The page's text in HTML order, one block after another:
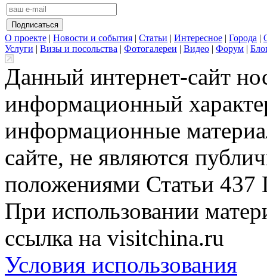
О проекте | Новости и события | Статьи | Интересное | Города |
Услуги | Визы и посольства | Фотогалереи | Видео | Форум |
Данный интернет-сайт
информационный
информационные
сайте, не являются
положениями Статьи 437
При использовании
ссылка на visitchina.ru
Условия использования